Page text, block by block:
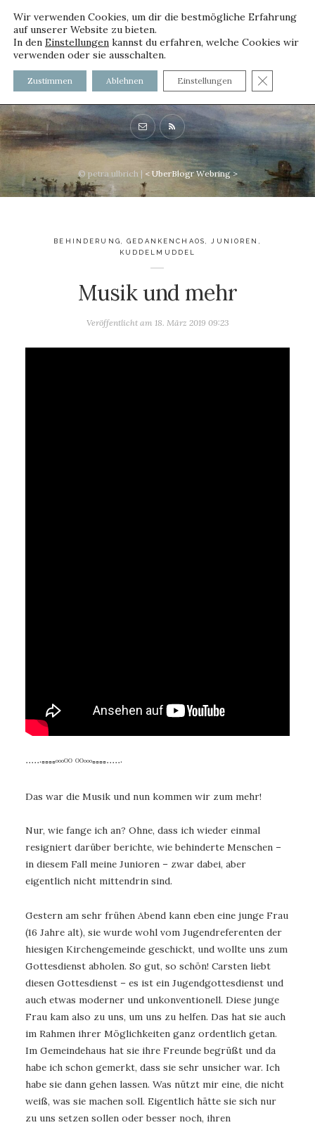
voller worte - mit und ohne
Innenfutter
© petra ulbrich | < UberBlogr Webring >
BEHINDERUNG,GEDANKENCHAOS,JUNIOREN ,
KUDDELMUDDEL
Musik und mehr
Veröffentlicht am 18. März 2019 09:23
∙∙∙∙∙·▫▫▫▫ᵒᵒᵒᴼᴼ ᴼᴼᵒᵒᵒ▫▫▫▫∙∙∙∙∙·
Das war die Musik und nun kommen wir zum mehr!
Nur, wie fange ich an? Ohne, dass ich wieder einmal
resigniert darüber berichte, wie behinderte Menschen –
in diesem Fall meine Junioren – zwar dabei, aber
eigentlich nicht mittendrin sind.
Gestern am sehr frühen Abend kann eben eine junge Frau
(16 Jahre alt), sie wurde wohl vom Jugendreferenten der
hiesigen Kirchengemeinde geschickt, und wollte uns zum
Gottesdienst abholen. So gut, so schön! Carsten liebt
diesen Gottesdienst – es ist ein Jugendgottesdienst und
auch etwas moderner und unkonventionell. Diese junge
Frau kam also zu uns, um uns zu helfen. Das hat sie auch
im Rahmen ihrer Möglichkeiten ganz ordentlich getan.
Im Gemeindehaus hat sie ihre Freunde begrüßt und da
habe ich schon gemerkt, dass sie sehr unsicher war. Ich
habe sie dann gehen lassen. Was nützt mir eine, die nicht
weiß, was sie machen soll. Eigentlich hätte sie sich nur
zu uns setzen sollen oder besser noch, ihren
Wir verwenden Cookies, um dir die bestmögliche Erfahrung
auf unserer Website zu bieten.
In den Einstellungen kannst du erfahren, welche Cookies wir
verwenden oder sie ausschalten.
Zustimmen Ablehnen Einstellungen GDPR